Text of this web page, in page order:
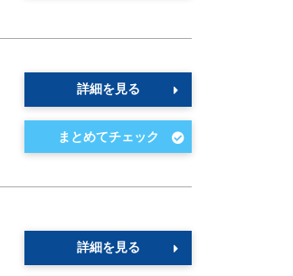
詳細を見る
詳細を見る